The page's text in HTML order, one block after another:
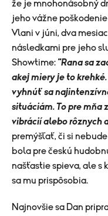
že je mnohonásobný
jeho vážne
Vlani v júni, dva
následkami pre jeho
Showtime: "Rana sa
akej miery je to
vyhnúť sa
situáciám. To pre mňa
vibrácií alebo rôznych
premýšľať, či si
bola pre českú
našťastie spieva, ale s
sa mu prispôsobia.
Najnovšie sa Dan